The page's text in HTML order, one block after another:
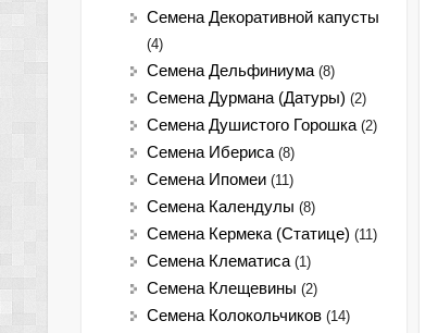
Семена Декоративной капусты
(4)
Семена Дельфиниума (8)
Семена Дурмана (Датуры) (2)
Семена Душистого Горошка (2)
Семена Ибериса (8)
Семена Ипомеи (11)
Семена Календулы (8)
Семена Кермека (Статице) (11)
Семена Клематиса (1)
Семена Клещевины (2)
Семена Колокольчиков (14)